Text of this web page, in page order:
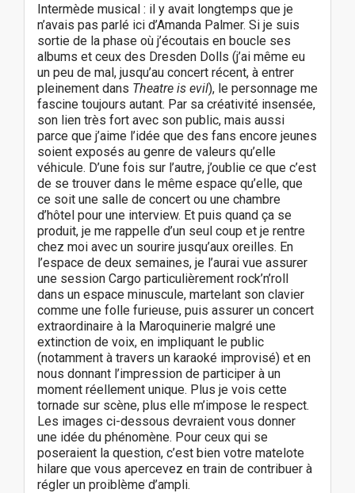
Intermède musical : il y avait longtemps que je
n’avais pas parlé ici d’Amanda Palmer. Si je suis
sortie de la phase où j’écoutais en boucle ses
albums et ceux des Dresden Dolls (j’ai même eu
un peu de mal, jusqu’au concert récent, à entrer
pleinement dans Theatre is evil), le personnage me
fascine toujours autant. Par sa créativité insensée,
son lien très fort avec son public, mais aussi
parce que j’aime l’idée que des fans encore jeunes
soient exposés au genre de valeurs qu’elle
véhicule. D’une fois sur l’autre, j’oublie ce que c’est
de se trouver dans le même espace qu’elle, que
ce soit une salle de concert ou une chambre
d’hôtel pour une interview. Et puis quand ça se
produit, je me rappelle d’un seul coup et je rentre
chez moi avec un sourire jusqu’aux oreilles. En
l’espace de deux semaines, je l’aurai vue assurer
une session Cargo particulièrement rock’n’roll
dans un espace minuscule, martelant son clavier
comme une folle furieuse, puis assurer un concert
extraordinaire à la Maroquinerie malgré une
extinction de voix, en impliquant le public
(notamment à travers un karaoké improvisé) et en
nous donnant l’impression de participer à un
moment réellement unique. Plus je vois cette
tornade sur scène, plus elle m’impose le respect.
Les images ci-dessous devraient vous donner
une idée du phénomène. Pour ceux qui se
poseraient la question, c’est bien votre matelote
hilare que vous apercevez en train de contribuer à
régler un proiblème d’ampli.